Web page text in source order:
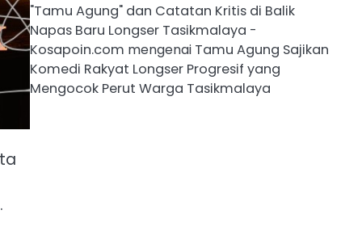
"Tamu Agung" dan Catatan Kritis di Balik
Napas Baru Longser Tasikmalaya -
Kosapoin.com mengenai Tamu Agung Sajikan
Komedi Rakyat Longser Progresif yang
Mengocok Perut Warga Tasikmalaya